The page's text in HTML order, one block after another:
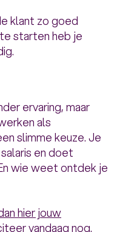
klant zo goed
starten heb je
ervaring, maar
als
slimme keuze. Je
en doet
wie weet ontdek je
hier jouw
vandaag nog.